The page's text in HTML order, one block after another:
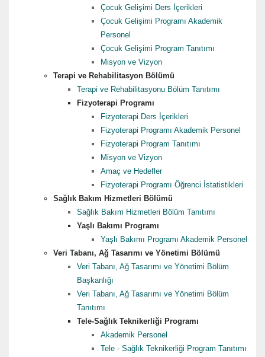
Çocuk Gelişimi Ders İçerikleri
Çocuk Gelişimi Programı Akademik
Personel
Çocuk Gelişimi Program Tanıtımı
Misyon ve Vizyon
Terapi ve Rehabilitasyon Bölümü
Terapi ve Rehabilitasyonu Bölüm Tanıtımı
Fizyoterapi Programı
Fizyoterapi Ders İçerikleri
Fizyoterapi Programı Akademik Personel
Fizyoterapi Program Tanıtımı
Misyon ve Vizyon
Amaç ve Hedefler
Fizyoterapi Programı Öğrenci İstatistikleri
Sağlık Bakım Hizmetleri Bölümü
Sağlık Bakım Hizmetleri Bölüm Tanıtımı
Yaşlı Bakımı Programı
Yaşlı Bakımı Programı Akademik Personel
Veri Tabanı, Ağ Tasarımı ve Yönetimi Bölümü
Veri Tabanı, Ağ Tasarımı ve Yönetimi Bölüm
Başkanlığı
Veri Tabanı, Ağ Tasarımı ve Yönetimi Bölüm
Tanıtımı
Tele-Sağlık Teknikerliği Programı
Akademik Personel
Tele - Sağlık Teknikerliği Program Tanıtımı